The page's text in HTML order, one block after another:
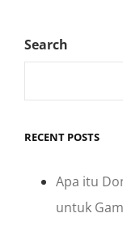
Search
RECENT POSTS
Apa itu
untuk